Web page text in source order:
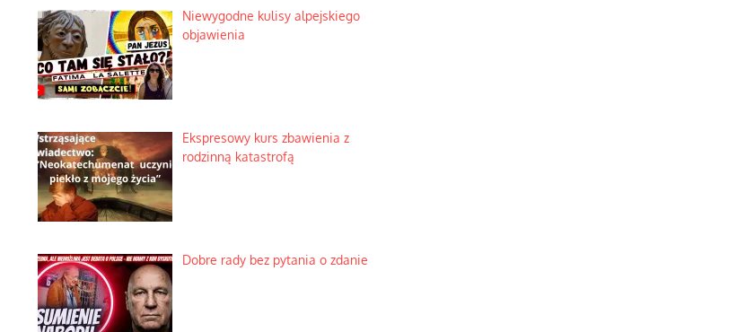
Niewygodne kulisy alpejskiego
objawienia
Ekspresowy kurs zbawienia z
rodzinną katastrofą
Dobre rady bez pytania o zdanie